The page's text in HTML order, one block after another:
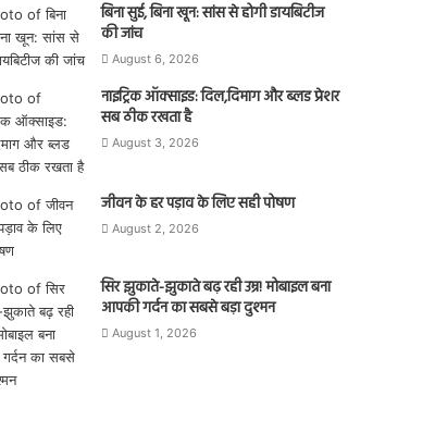
बिना सुई, बिना खून: सांस से होगी डायबिटीज
की जांच
August 6, 2026
नाइट्रिक ऑक्साइड: दिल,दिमाग और ब्लड प्रेशर
सब ठीक रखता है
August 3, 2026
जीवन के हर पड़ाव के लिए सही पोषण
August 2, 2026
सिर झुकाते-झुकाते बढ़ रही उम्र! मोबाइल बना
आपकी गर्दन का सबसे बड़ा दुश्मन
August 1, 2026